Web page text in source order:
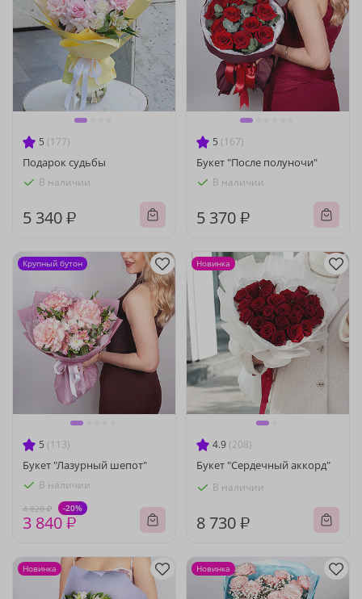
5 (177)
Подарок судьбы
В наличии
5 340 ₽
5 (167)
Букет "После полуночи"
В наличии
5 370 ₽
5 (113)
Букет "Лазурный шепот"
В наличии
4 820 ₽ -20%
3 840 ₽
Крупный бутон
4.9 (208)
Букет "Сердечный аккорд"
В наличии
8 730 ₽
Новинка
Новинка Новинка